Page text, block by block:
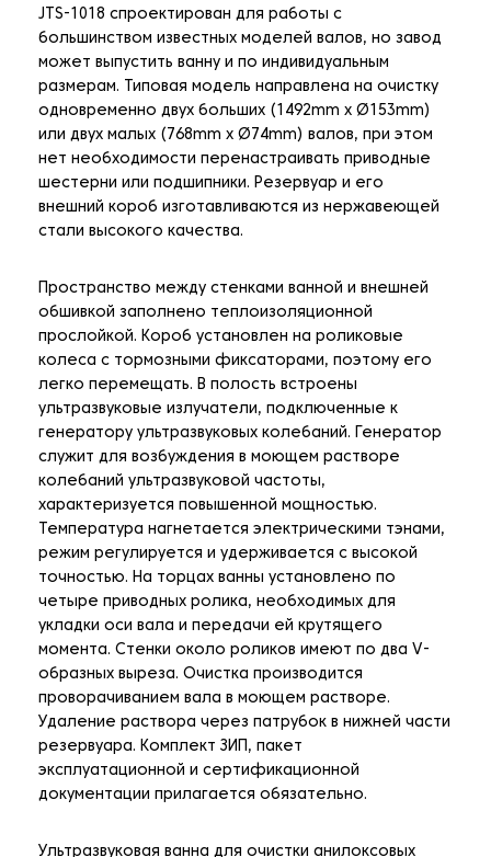
JTS-1018 спроектирован для работы с
большинством известных моделей валов, но завод
может выпустить ванну и по индивидуальным
размерам. Типовая модель направлена на очистку
одновременно двух больших (1492mm х Ø153mm)
или двух малых (768mm х Ø74mm) валов, при этом
нет необходимости перенастраивать приводные
шестерни или подшипники. Резервуар и его
внешний короб изготавливаются из нержавеющей
стали высокого качества.
Пространство между стенками ванной и внешней
обшивкой заполнено теплоизоляционной
прослойкой. Короб установлен на роликовые
колеса с тормозными фиксаторами, поэтому его
легко перемещать. В полость встроены
ультразвуковые излучатели, подключенные к
генератору ультразвуковых колебаний. Генератор
служит для возбуждения в моющем растворе
колебаний ультразвуковой частоты,
характеризуется повышенной мощностью.
Температура нагнетается электрическими тэнами,
режим регулируется и удерживается с высокой
точностью. На торцах ванны установлено по
четыре приводных ролика, необходимых для
укладки оси вала и передачи ей крутящего
момента. Стенки около роликов имеют по два V-
образных выреза. Очистка производится
проворачиванием вала в моющем растворе.
Удаление раствора через патрубок в нижней части
резервуара. Комплект ЗИП, пакет
эксплуатационной и сертификационной
документации прилагается обязательно.
Ультразвуковая ванна для очистки анилоксовых